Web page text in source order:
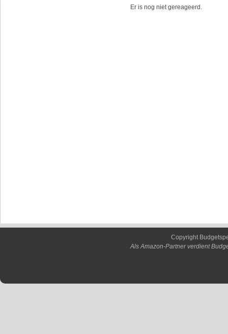
Er is nog niet gereageerd.
Copyright
Als Amazon-Partner verdient